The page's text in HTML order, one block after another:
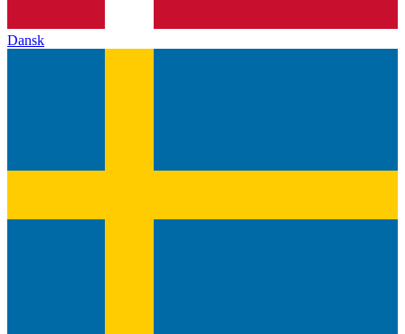
Dansk